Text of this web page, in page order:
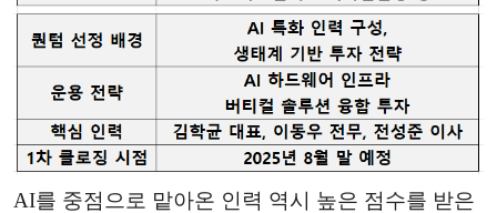
AI를 중점으로 맡아온 인력 역시 높은 점수를 받은